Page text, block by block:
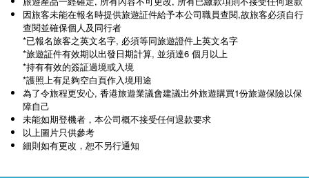
因旅客未能在報名時提供旅遊証件給予本公司職員查閱,故旅客必須自行
查閱並確保個人及同行者
*已報名旅客之英文名字, 必須等同旅遊證件上英文名字
*旅遊証件有效期以出發日期計算, 並須達6 個月以上
*持有有效的簽証過境或入境
*護照上有足夠空白頁作入境用途
為了令旅程更安心, 香港旅遊業議會建議出外旅遊購買1份旅遊保險以保
障自己
未能如期登機者，本公司概不接受任何退款要求
以上圖片只供參考
細則如有更改，恕不另行通知